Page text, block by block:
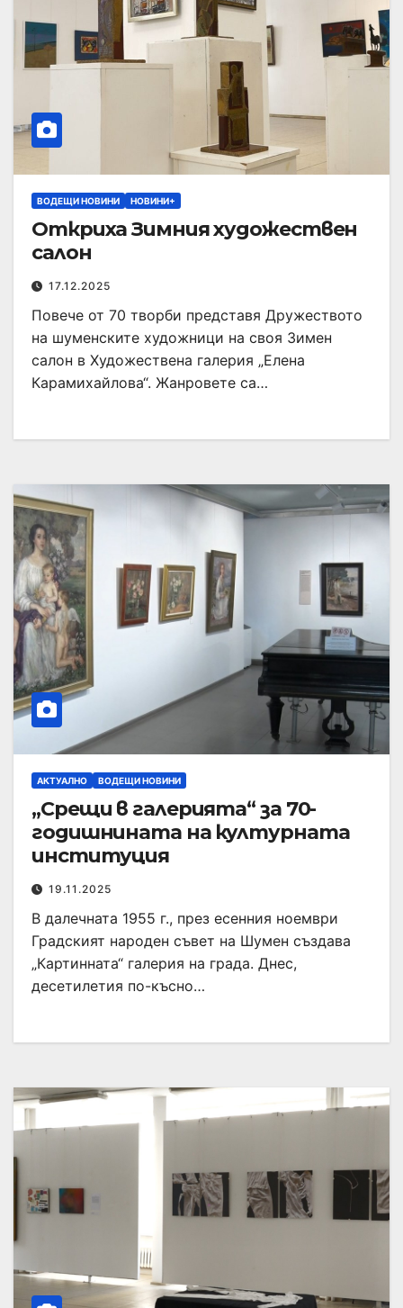
ВОДЕЩИ НОВИНИ НОВИНИ+
Откриха Зимния художествен
салон
17.12.2025
Повече от 70 творби представя Дружеството
на шуменските художници на своя Зимен
салон в Художествена галерия „Елена
Карамихайлова“. Жанровете са…
АКТУАЛНО ВОДЕЩИ НОВИНИ
„Срещи в галерията“ за 70-
годишнината на културната
институция
19.11.2025
В далечната 1955 г., през есенния ноември
Градският народен съвет на Шумен създава
„Картинната“ галерия на града. Днес,
десетилетия по-късно…